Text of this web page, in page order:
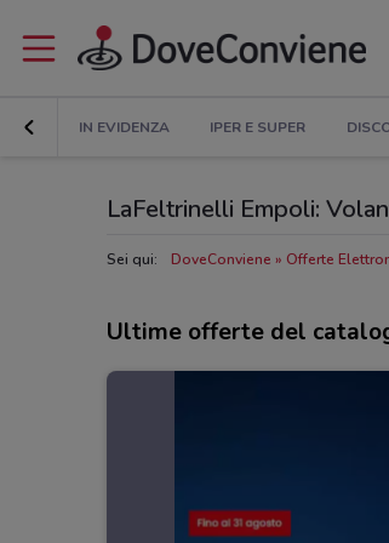
IN EVIDENZA IPER E SUPER
LaFeltrinelli Empoli:
Sei qui: DoveConviene Offerte
Ultime offerte del